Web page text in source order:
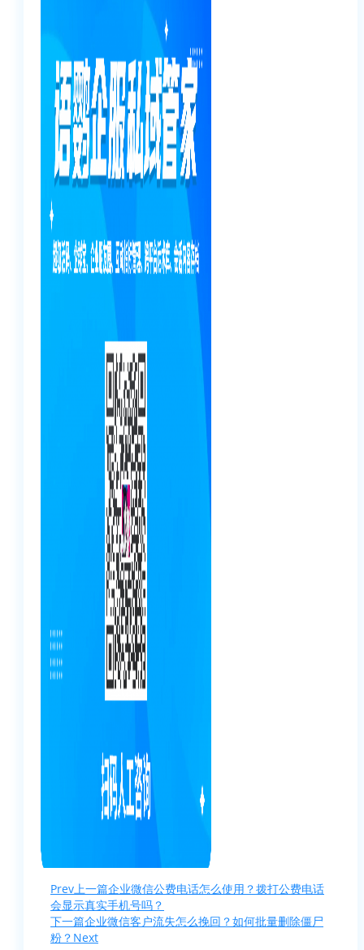
Prev上一篇企业微信公费电话怎么使用？拨打公费电话
会显示真实手机号吗？
下一篇企业微信客户流失怎么挽回？如何批量删除僵尸
粉？ Next